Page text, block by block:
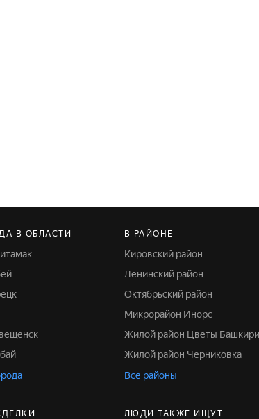
В ОБЛАСТИ В РАЙОНЕ
Кировский район
Ленинский район
Октябрьский район
Микрорайон Инорс
Жилой район Цветы
Жилой район Черниковка
Все районы
ЛЮДИ ТАКЖЕ ИЩУТ